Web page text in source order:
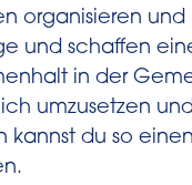
organisieren
und schaffen
in der
umzusetzen
kannst du so